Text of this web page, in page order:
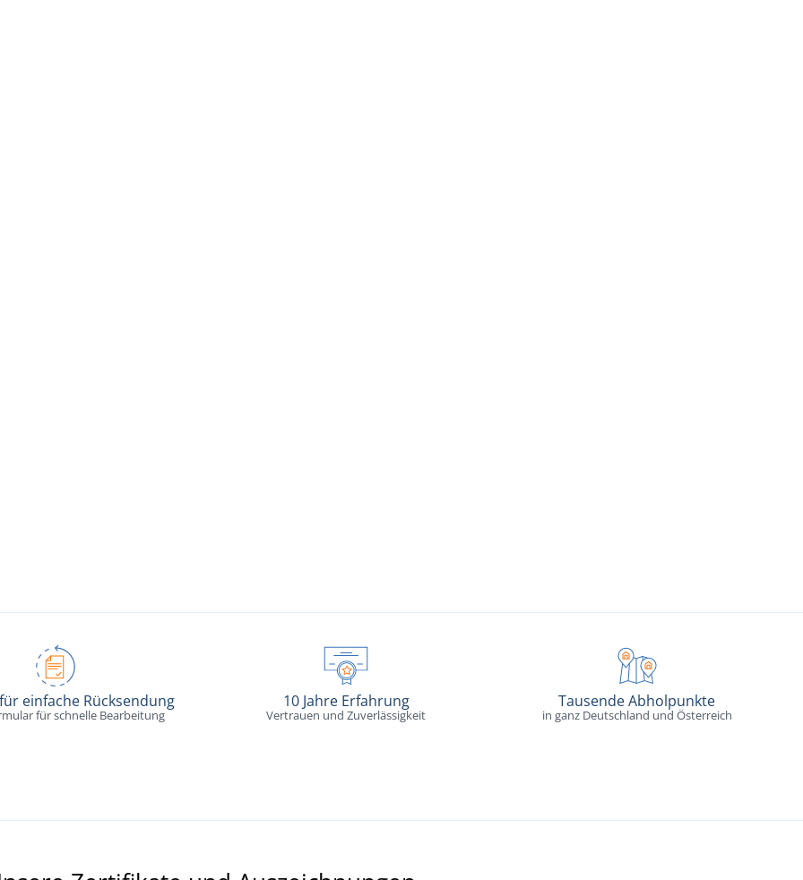
einfache Rücksendung
für schnelle Bearbeitung
10 Jahre Erfahrung
Vertrauen und Zuverlässigkeit
Tausende Abholpunkte
in ganz Deutschland und Österreich